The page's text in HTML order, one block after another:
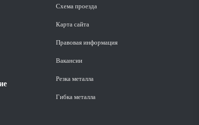
Схема проезда
Карта сайта
Правовая информация
Вакансии
Резка металла
Гибка металла